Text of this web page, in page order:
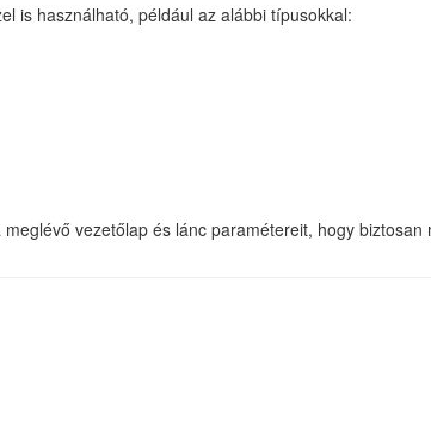
is használható, például az alábbi típusokkal:
vezetőlap és lánc paramétereit, hogy